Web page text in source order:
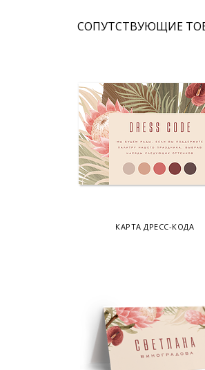
CОПУТСТВУЮЩИЕ
КАРТА ДРЕСС-КОДА